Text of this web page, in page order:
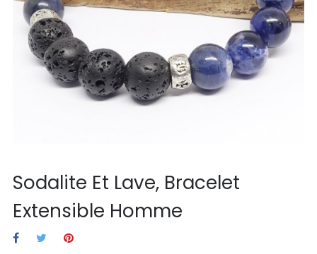
Sodalite Et Lave, Bracelet
Extensible Homme